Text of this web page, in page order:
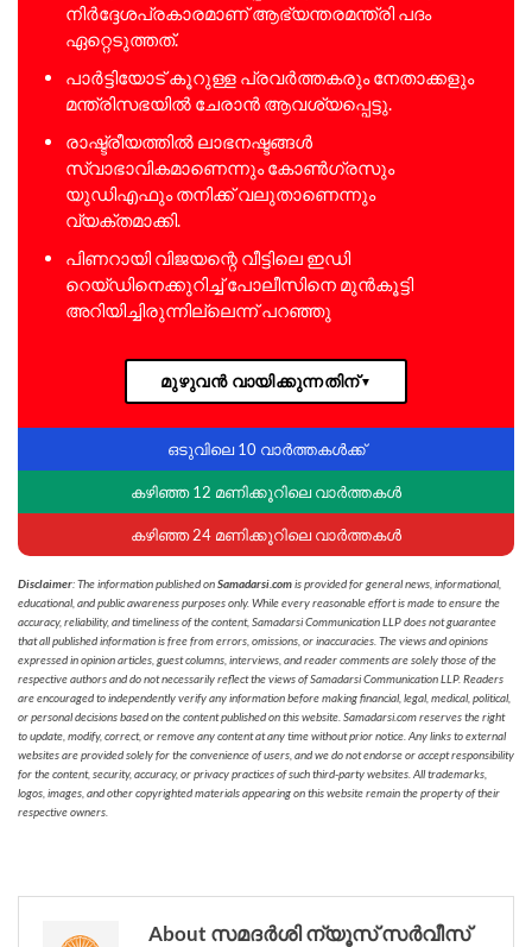
നിർദ്ദേശപ്രകാരമാണ് ആഭ്യന്തരമന്ത്രി പദം
ഏറ്റെടുത്തത്.
പാർട്ടിയോട് കൂറുള്ള പ്രവർത്തകരും നേതാക്കളും
മന്ത്രിസഭയിൽ ചേരാൻ ആവശ്യപ്പെട്ടു.
രാഷ്ട്രീയത്തിൽ ലാഭനഷ്ടങ്ങൾ
സ്വാഭാവികമാണെന്നും കോൺഗ്രസും
യുഡിഎഫും തനിക്ക് വലുതാണെന്നും
വ്യക്തമാക്കി.
പിണറായി വിജയന്റെ വീട്ടിലെ ഇഡി
റെയ്ഡിനെക്കുറിച്ച് പോലീസിനെ മുൻകൂട്ടി
അറിയിച്ചിരുന്നില്ലെന്ന് പറഞ്ഞു
മുഴുവൻ വായിക്കുന്നതിന്▼
ഒടുവിലെ 10 വാർത്തകൾക്ക്
കഴിഞ്ഞ 12 മണിക്കൂറിലെ വാർത്തകൾ
കഴിഞ്ഞ 24 മണിക്കൂറിലെ വാർത്തകൾ
Disclaimer: The information published onSamadarsi.comis provided for general news, informational,
educational, and public awareness purposes only. While every reasonable effort is made to ensure the
accuracy, reliability, and timeliness of the content, Samadarsi Communication LLP does not guarantee
that all published information is free from errors, omissions, or inaccuracies. The views and opinions
expressed in opinion articles, guest columns, interviews, and reader comments are solely those of the
respective authors and do not necessarily reflect the views of Samadarsi Communication LLP. Readers
are encouraged to independently verify any information before making financial, legal, medical, political,
or personal decisions based on the content published on this website. Samadarsi.com reserves the right
to update, modify, correct, or remove any content at any time without prior notice. Any links to external
websites are provided solely for the convenience of users, and we do not endorse or accept responsibility
for the content, security, accuracy, or privacy practices of such third-party websites. All trademarks,
logos, images, and other copyrighted materials appearing on this website remain the property of their
respective owners.
About സമദർശി ന്യൂസ് സർവീസ്